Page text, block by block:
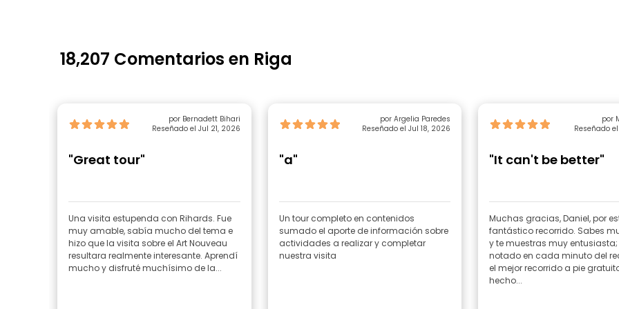
18,207 Comentarios en Riga
por Bernadett Bihari
Reseñado el Jul 21, 2026
"Great tour"
Una visita estupenda con Rihards. Fue
muy amable, sabía mucho del tema e
hizo que la visita sobre el Art Nouveau
resultara realmente interesante. Aprendí
mucho y disfruté muchísimo de la...
por Argelia Paredes
Reseñado el Jul 18, 2026
"a"
Un tour completo en contenidos
sumado el aporte de información sobre
actividades a realizar y completar
nuestra visita
por
Reseñado
"It can't be better"
Muchas gracias, Daniel, por
fantástico recorrido. Sabes
y te muestras muy entusiasta;
notado en cada minuto del
el mejor recorrido a pie
hecho...